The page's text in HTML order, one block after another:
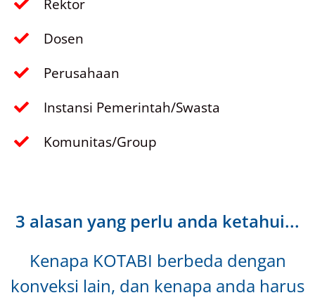
Rektor
Dosen
Perusahaan
Instansi Pemerintah/Swasta
Komunitas/Group
3 alasan yang perlu anda ketahui...
Kenapa KOTABI berbeda dengan
konveksi lain, dan kenapa anda harus